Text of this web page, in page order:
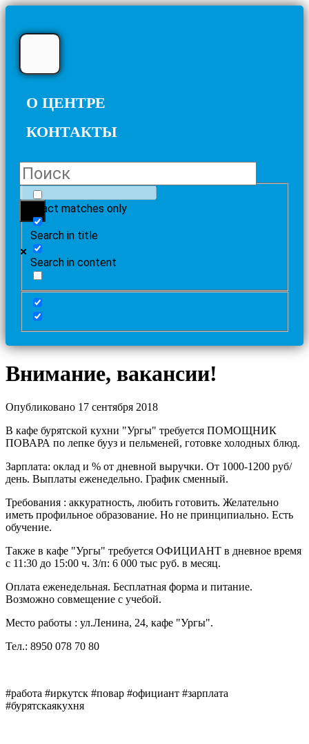
О ЦЕНТРЕ
КОНТАКТЫ
Exact matches only
Search in title
Search in content
Внимание, вакансии!
Опубликовано 17 сентября 2018
В кафе бурятской кухни "Ургы" требуется ПОМОЩНИК
ПОВАРА по лепке бууз и пельменей, готовке холодных блюд.
Зарплата: оклад и % от дневной выручки. От 1000-1200 руб/
день. Выплаты еженедельно. График сменный.
Требования : аккуратность, любить готовить. Желательно
иметь профильное образование. Но не принципиально. Есть
обучение.
Также в кафе "Ургы" требуется ОФИЦИАНТ в дневное время
с 11:30 до 15:00 ч. З/п: 6 000 тыс руб. в месяц.
Оплата еженедельная. Бесплатная форма и питание.
Возможно совмещение с учебой.
Место работы : ул.Ленина, 24, кафе "Ургы".
Тел.: 8950 078 70 80
#работа #иркутск #повар #официант #зарплата
#бурятскаякухня